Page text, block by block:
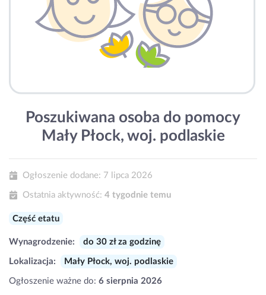
Poszukiwana osoba do pomocy
Mały Płock, woj. podlaskie
Ogłoszenie dodane: 7 lipca 2026
Ostatnia aktywność: 4 tygodnie temu
Część etatu
Wynagrodzenie: do 30 zł za godzinę
Lokalizacja: Mały Płock, woj. podlaskie
Ogłoszenie ważne do: 6 sierpnia 2026